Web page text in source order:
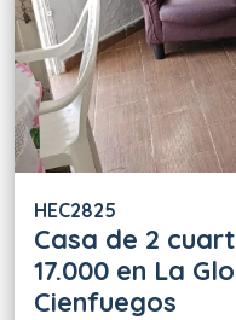
HEC2825
Casa de 2
17.000 en La
Cienfuegos